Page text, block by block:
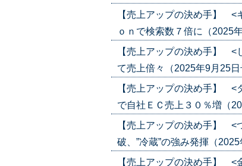
【売上アップの決め手】 <
ｏｎで検索数７倍に（2025
【売上アップの決め手】 <
て売上倍々（2025年9月25
【売上アップの決め手】 <
で自社ＥＣ売上３０％増（
【売上アップの決め手】 <
破、”冷蔵”の強み発揮（
【売上アップの決め手】 <